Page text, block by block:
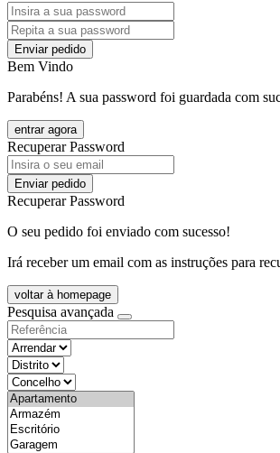
Enviar pedido
Bem Vindo
Parabéns! A sua password foi guardada com
entrar agora
Recuperar Password
Enviar pedido
Recuperar Password
O seu pedido foi enviado com sucesso!
Irá receber um email com as instruções para
voltar à homepage
Pesquisa avançada
objective
districtId
countyId
types